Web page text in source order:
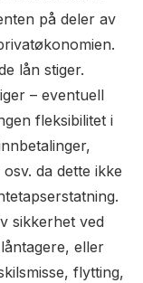
på deler av
lån stiger.
– eventuell
fleksibilitet i
da dette ikke
sikkerhet ved
eller
flytting,